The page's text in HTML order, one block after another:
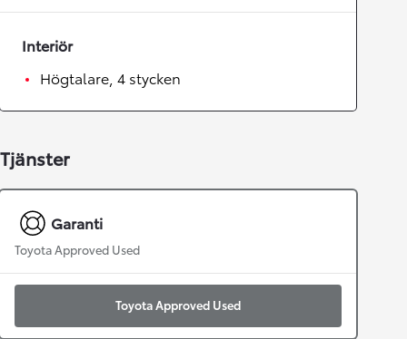
Interiör
Högtalare, 4 stycken
Tjänster
Garanti
Toyota Approved Used
Toyota Approved Used